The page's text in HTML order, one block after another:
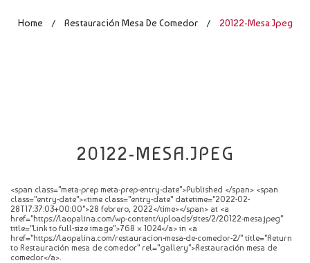
Home / Restauración Mesa De Comedor / 20122-Mesa.jpeg
20122-MESA.JPEG
<span class="meta-prep meta-prep-entry-date">Published </span> <span
class="entry-date"><time class="entry-date" datetime="2022-02-
28T17:37:03+00:00">28 febrero, 2022</time></span> at <a
href="https://laopalina.com/wp-content/uploads/sites/2/20122-mesa.jpeg"
title="Link to full-size image">768 × 1024</a> in <a
href="https://laopalina.com/restauracion-mesa-de-comedor-2/" title="Return
to Restauración mesa de comedor" rel="gallery">Restauración mesa de
comedor</a>.